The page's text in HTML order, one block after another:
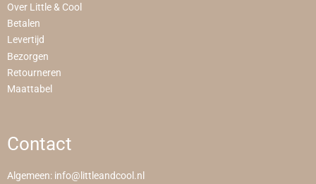
Over Little & Cool
Betalen
Levertijd
Bezorgen
Retourneren
Maattabel
Contact
Algemeen: info@littleandcool.nl